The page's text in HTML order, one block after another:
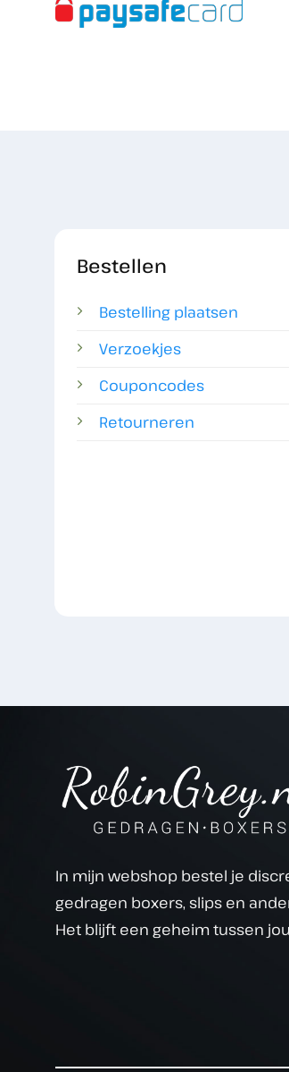
Bestellen
Bestelling plaatsen
Verzoekjes
Couponcodes
Retourneren
In mijn webshop bestel je
gedragen boxers, slips en
Het blijft een geheim tussen